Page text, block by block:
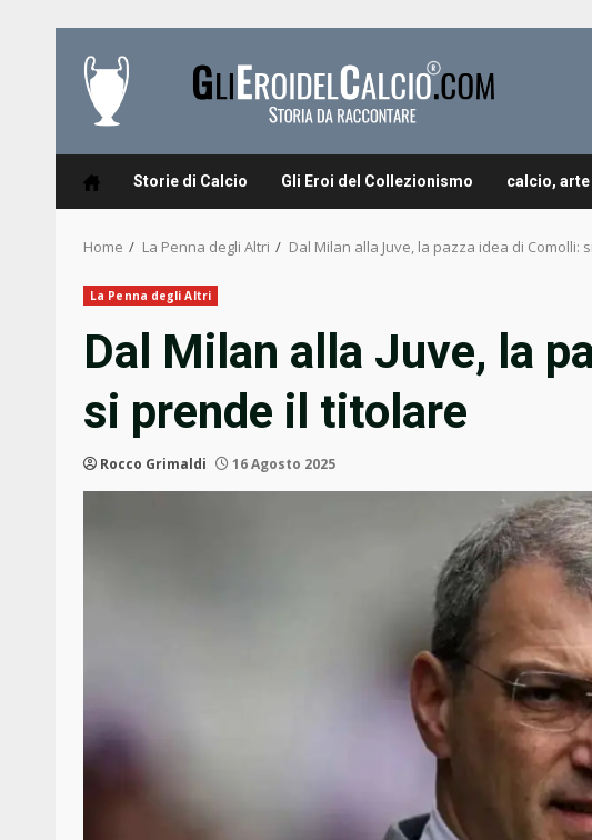
content
Storie di Calcio Gli Eroi del Collezionismo calcio, arte
Home La Penna degli Altri Dal Milan alla Juve, la pazza idea di Comolli:
La Penna degli Altri
Dal Milan alla Juve, la
si prende il titolare
Rocco Grimaldi 16 Agosto 2025